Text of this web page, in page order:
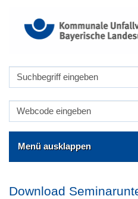
Menü ausklappen
Download